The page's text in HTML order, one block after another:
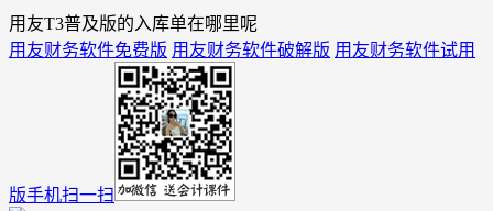
用友T3普及版的入库单在哪里呢
用友财务软件免费版 用友财务软件破解版 用友财务软件试用
版手机扫一扫